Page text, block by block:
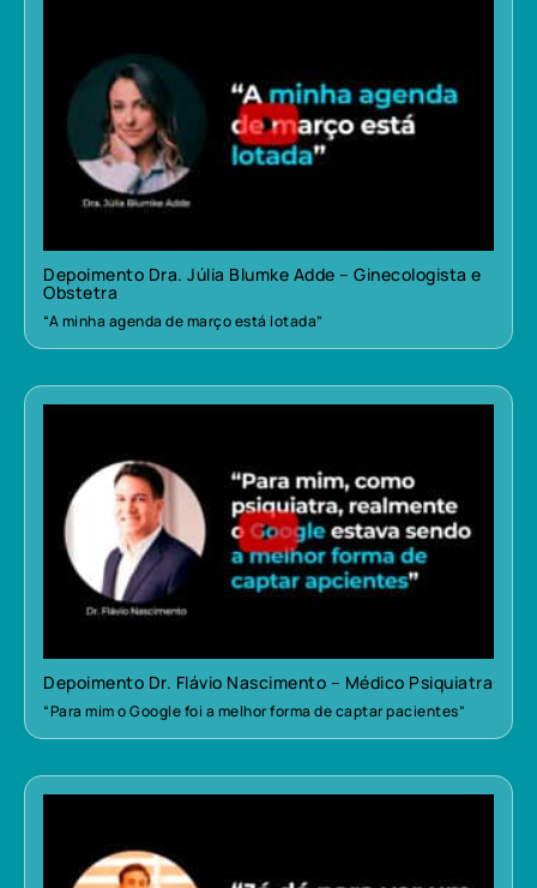
Depoimento Dra. Júlia Blumke Adde – Ginecologista e
Obstetra
“A minha agenda de março está lotada”
Depoimento Dr. Flávio Nascimento – Médico Psiquiatra
“Para mim o Google foi a melhor forma de captar pacientes”